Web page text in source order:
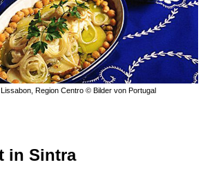
Region Centro © Bilder von Portugal
in Sintra